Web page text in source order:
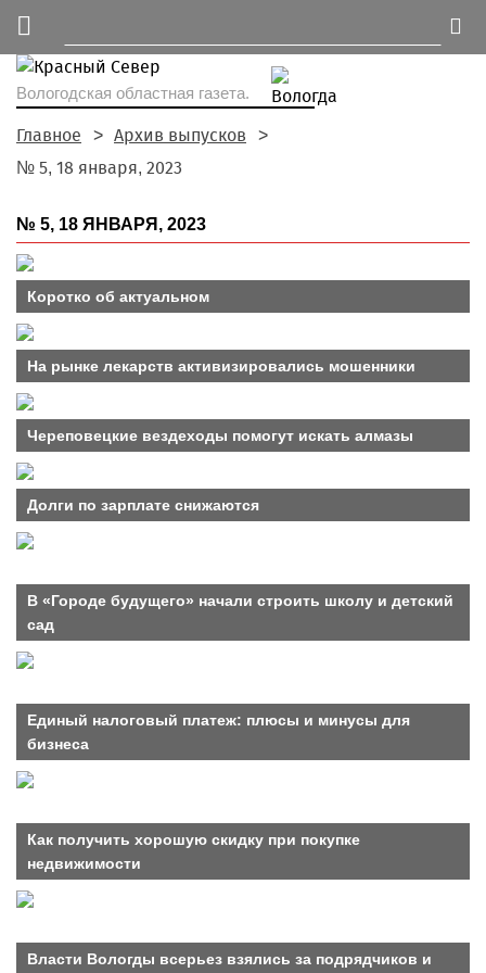
Вологодская областная газета.
Главное
Архив выпусков
№ 5, 18 января, 2023
№ 5, 18 ЯНВАРЯ, 2023
Коротко об актуальном
На рынке лекарств активизировались мошенники
Череповецкие вездеходы помогут искать алмазы
Долги по зарплате снижаются
В «Городе будущего» начали строить школу и детский
сад
Единый налоговый платеж: плюсы и минусы для
бизнеса
Как получить хорошую скидку при покупке
недвижимости
Власти Вологды всерьез взялись за подрядчиков и